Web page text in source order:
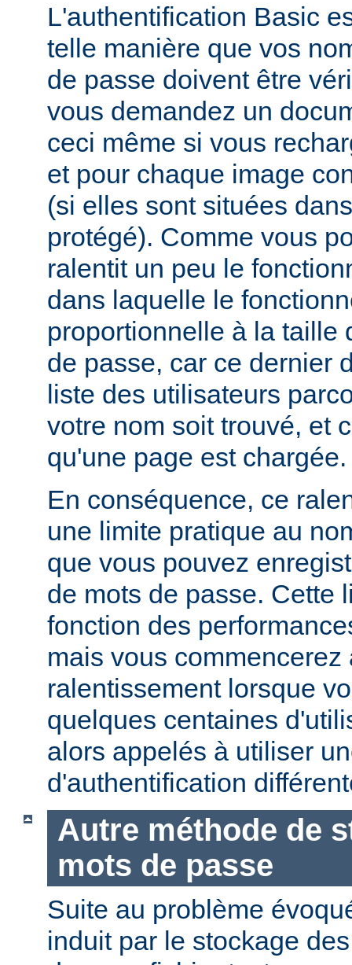
L'authentification Basic
telle manière que vos
de passe doivent être
vous demandez un
ceci même si vous
et pour chaque image
(si elles sont situées
protégé). Comme vous
ralentit un peu le
dans laquelle le
proportionnelle à la taille
de passe, car ce dernier
liste des utilisateurs
votre nom soit trouvé, et
qu'une page est chargée.
En conséquence, ce
une limite pratique au
que vous pouvez
de mots de passe. Cette
fonction des
mais vous commencerez
ralentissement lorsque
quelques centaines
alors appelés à utiliser
d'authentification
Autre méthode de
mots de passe
Suite au problème
induit par le stockage